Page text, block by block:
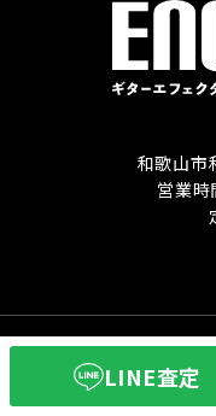
LINE査定
和歌山市
営業
Copyright (C)
アンコ